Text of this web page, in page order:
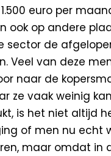
euro per
ook op andere
sector de
Veel van deze
naar de
ze vaak weinig
is het niet altijd
of men nu echt
maar omdat in